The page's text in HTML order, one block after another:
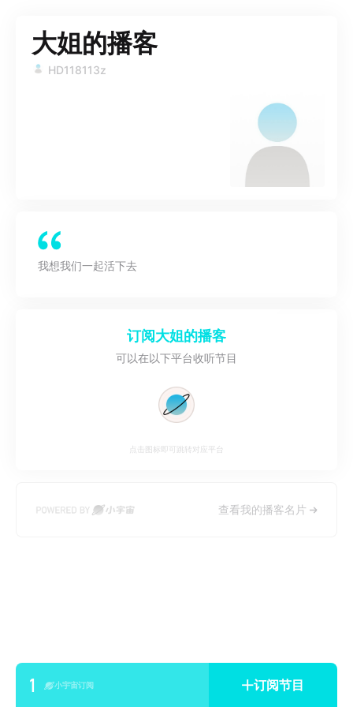
大姐的播客
HD118113z
我想我们一起活下去
订阅大姐的播客
可以在以下平台收听节目
点击图标即可跳转对应平台
查看我的播客名片
1 小宇宙订阅 订阅节目